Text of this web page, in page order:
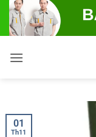
Bỏ
qua
nội
dung
01
Th11